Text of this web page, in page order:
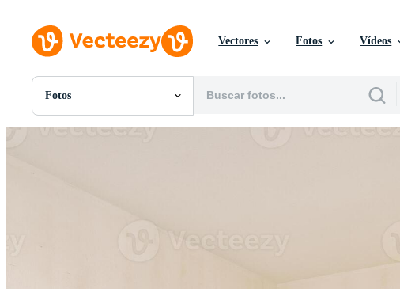
Vectores Fotos Vídeos
Fotos
Todas Imágenes